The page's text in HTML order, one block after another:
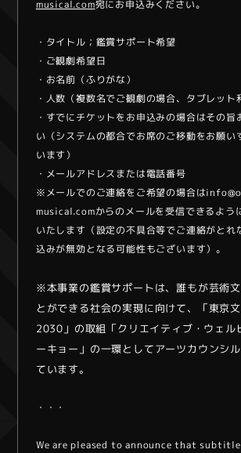
musical.com宛にお申込みください。
・タイトル；鑑賞サポート希望
・ご観劇希望日
・お名前（ふりがな）
・人数（複数名でご観劇の場合、タブレット
・すでにチケットをお申込みの場合はその旨
い（システムの都合でお席のご移動をお願い
います）
・メールアドレスまたは電話番号
※メールでのご連絡をご希望の場合は
musical.comからのメールを受信できるよう
いたします（設定の不具合等でご連絡がとれ
込みが無効となる可能性もございます）。
※本事業の鑑賞サポートは、誰もが芸術
とができる社会の実現に向けて、「東京
2030」の取組「クリエイティブ・ウェル
ーキョー」の一環としてアーツカウンシ
ています。
・・・
We are pleased to announce that